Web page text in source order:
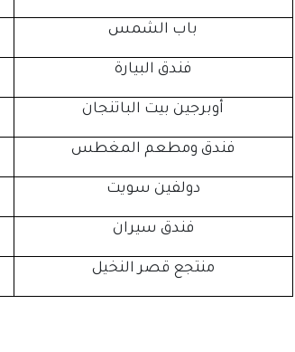
باب الشمس
فندق البيارة
أوبرجين بيت الباتنجان
فندق ومطعم المغطس
دولفين سويت
فندق سيران
منتجع قصر النخيل